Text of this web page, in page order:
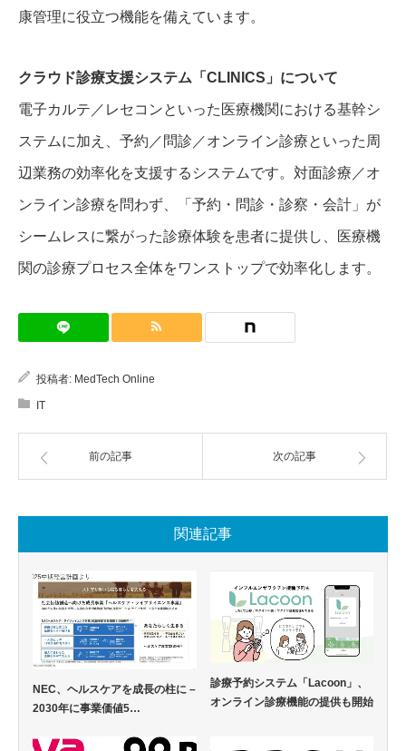
康管理に役立つ機能を備えています。
クラウド診療支援システム「CLINICS」について
電子カルテ／レセコンといった医療機関における基幹シ
ステムに加え、予約／問診／オンライン診療といった周
辺業務の効率化を支援するシステムです。対面診療／オ
ンライン診療を問わず、「予約・問診・診察・会計」が
シームレスに繋がった診療体験を患者に提供し、医療機
関の診療プロセス全体をワンストップで効率化します。
投稿者: MedTech Online
IT
前の記事 次の記事
関連記事
NEC、ヘルスケアを成長の柱に –
2030年に事業価値5…
診療予約システム「Lacoon」、
オンライン診療機能の提供も開始